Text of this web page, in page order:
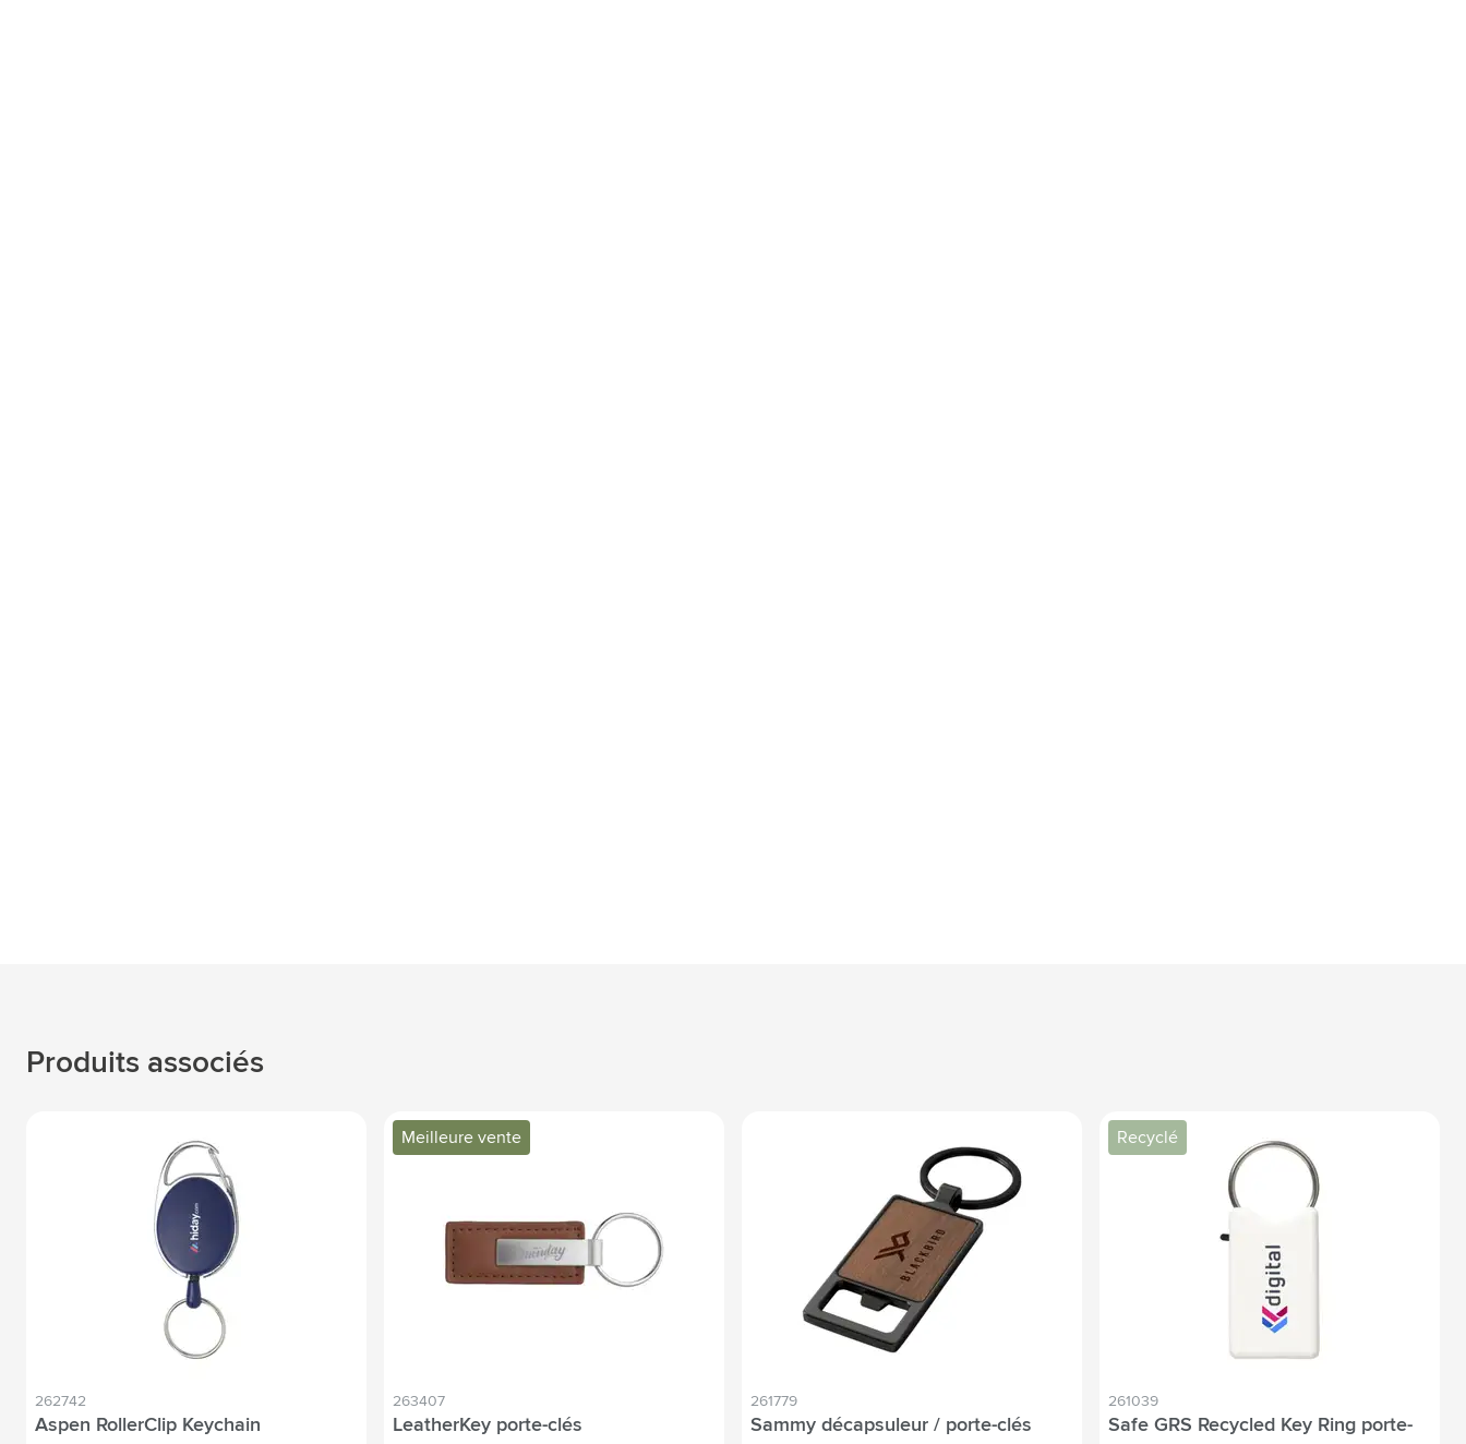
Produits associés
262742
Aspen RollerClip Keychain
Meilleure vente
263407
LeatherKey porte-clés
261779
Sammy décapsuleur / porte-clés
Recyclé
261039
Safe GRS Recycled Key Ring porte-